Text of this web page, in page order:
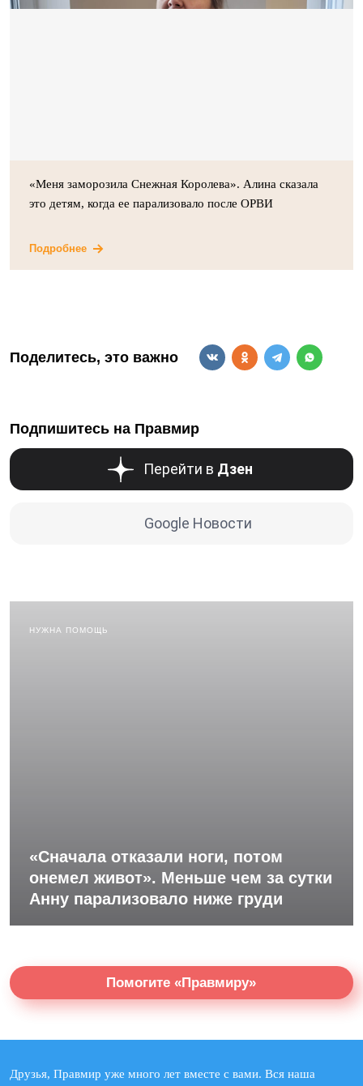
«Меня заморозила Снежная Королева». Алина сказала
это детям, когда ее парализовало после ОРВИ
Подробнее
Поделитесь, это важно
Подпишитесь на Правмир
Перейти в Дзен
Google Новости
НУЖНА ПОМОЩЬ
«Сначала отказали ноги, потом
онемел живот». Меньше чем за сутки
Анну парализовало ниже груди
Помогите «Правмиру»
Друзья, Правмир уже много лет вместе с вами. Вся наша